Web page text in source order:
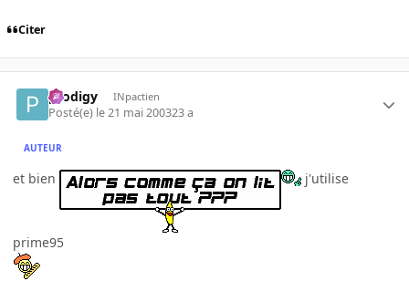
Citer
prodigy INpactien
Posté(e) le 21 mai 200323 a
AUTEUR
et bien j'utilise
prime95